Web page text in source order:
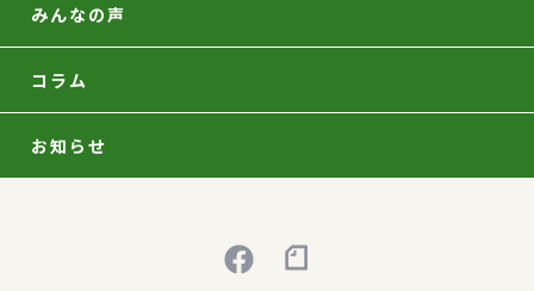
みんなの声
コラム
お知らせ